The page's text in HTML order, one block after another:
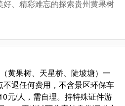
、精彩难忘的探索贵州黄果树
黄果树、天星桥、陡坡塘）一
退任何费用，不含景区环保车
元/人，需自理。持特殊证件游